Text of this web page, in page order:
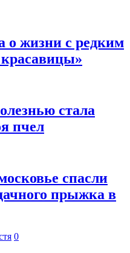
о жизни с редким
стала
пчел
спасли
прыжка в
0